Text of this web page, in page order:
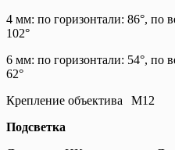
4 мм: по горизонтали: 86°, по
102°
6 мм: по горизонтали: 54°, по
62°
Крепление объектива
M12
Подсветка